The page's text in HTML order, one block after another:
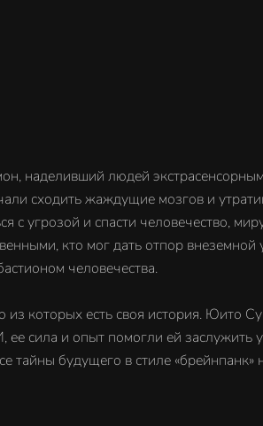
наделивший людей
сходить жаждущие мозгов и
угрозой и спасти человечество,
кто мог дать отпор
человечества.
которых есть своя история. Юито
сила и опыт помогли ей заслужить
тайны будущего в стиле